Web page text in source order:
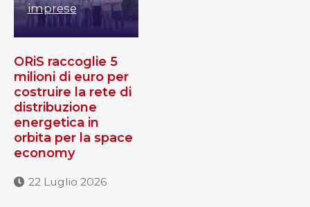
imprese
ORiS raccoglie 5
milioni di euro per
costruire la rete di
distribuzione
energetica in
orbita per la space
economy
22 Luglio 2026